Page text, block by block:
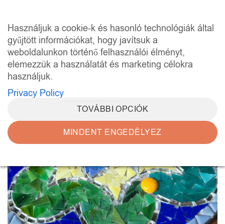
Használjuk a cookie-k és hasonló technológiák által
gyűjtött információkat, hogy javítsuk a
weboldalunkon történő felhasználói élményt,
elemezzük a használatát és marketing célokra
használjuk.
Privacy Policy
TOVÁBBI OPCIÓK
MINDENT ENGEDÉLYEZ
content